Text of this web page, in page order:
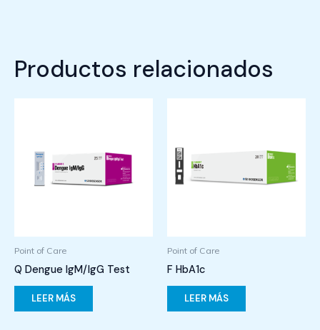
Productos relacionados
Point of Care
Q Dengue IgM/IgG Test
LEER MÁS
Point of Care
F HbA1c
LEER MÁS